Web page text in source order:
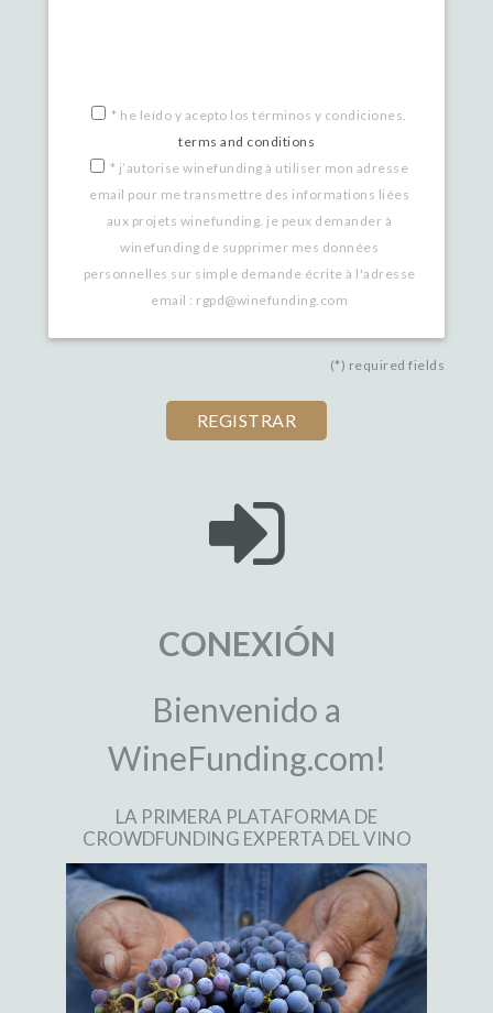
* he leído y acepto los términos y condiciones.
terms and conditions
* j’autorise winefunding à utiliser mon adresse
email pour me transmettre des informations liées
aux projets winefunding. je peux demander à
winefunding de supprimer mes données
personnelles sur simple demande écrite à l'adresse
email : rgpd@winefunding.com
(*) required fields
CONEXIÓN
Bienvenido a
WineFunding.com!
LA PRIMERA PLATAFORMA DE
CROWDFUNDING EXPERTA DEL VINO